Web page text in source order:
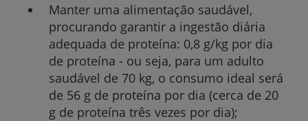
Manter uma alimentação saudável,
procurando garantir a ingestão diária
adequada de proteína: 0,8 g/kg por dia
de proteína - ou seja, para um adulto
saudável de 70 kg, o consumo ideal será
de 56 g de proteína por dia (cerca de 20
g de proteína três vezes por dia);